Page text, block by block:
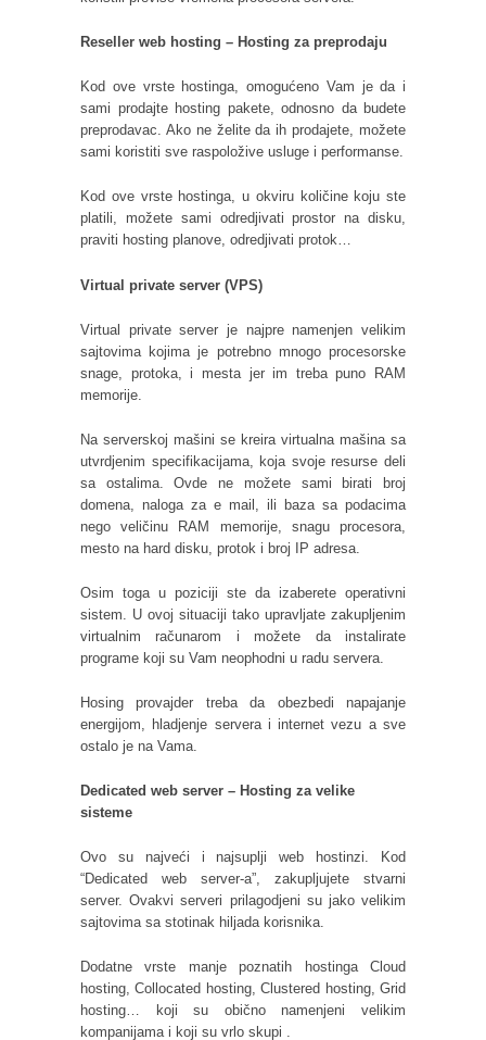
Reseller web hosting – Hosting za preprodaju
Kod ove vrste hostinga, omogućeno Vam je da i
sami prodajte hosting pakete, odnosno da budete
preprodavac. Ako ne želite da ih prodajete, možete
sami koristiti sve raspoložive usluge i performanse.
Kod ove vrste hostinga, u okviru količine koju ste
platili, možete sami odredjivati prostor na disku,
praviti hosting planove, odredjivati protok…
Virtual private server (VPS)
Virtual private server je najpre namenjen velikim
sajtovima kojima je potrebno mnogo procesorske
snage, protoka, i mesta jer im treba puno RAM
memorije.
Na serverskoj mašini se kreira virtualna mašina sa
utvrdjenim specifikacijama, koja svoje resurse deli
sa ostalima. Ovde ne možete sami birati broj
domena, naloga za e mail, ili baza sa podacima
nego veličinu RAM memorije, snagu procesora,
mesto na hard disku, protok i broj IP adresa.
Osim toga u poziciji ste da izaberete operativni
sistem. U ovoj situaciji tako upravljate zakupljenim
virtualnim računarom i možete da instalirate
programe koji su Vam neophodni u radu servera.
Hosing provajder treba da obezbedi napajanje
energijom, hladjenje servera i internet vezu a sve
ostalo je na Vama.
Dedicated web server – Hosting za velike
sisteme
Ovo su najveći i najsuplji web hostinzi. Kod
“Dedicated web server-a”, zakupljujete stvarni
server. Ovakvi serveri prilagodjeni su jako velikim
sajtovima sa stotinak hiljada korisnika.
Dodatne vrste manje poznatih hostinga Cloud
hosting, Collocated hosting, Clustered hosting, Grid
hosting… koji su obično namenjeni velikim
kompanijama i koji su vrlo skupi .